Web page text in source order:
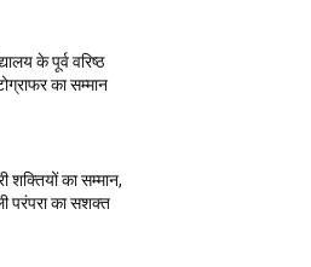
के पूर्व वरिष्ठ
का सम्मान
शक्तियों का सम्मान,
परंपरा का सशक्त